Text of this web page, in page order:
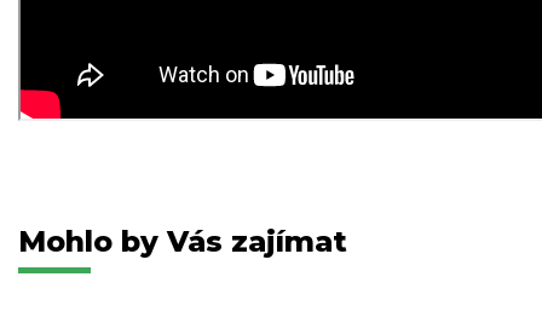
Mohlo by Vás zajímat